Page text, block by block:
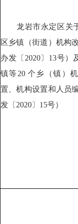
龙岩市永定区关于
区乡镇（街道）机构
办发〔2020〕13号）
镇等20 个乡（镇）
置、机构设置和人员
发〔2020〕15号）